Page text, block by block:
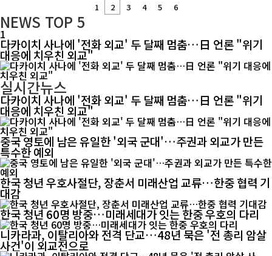
1 2 3 4 5 6
NEWS TOP 5
1
다카이치 사나에 '전화 외교' 두 달째 멈춤…日 언론 "위기
대응에 치우친 외교"
실시간뉴스
다카이치 사나에 '전화 외교' 두 달째 멈춤…日 언론 "위기
대응에 치우친 외교"
중국 영토에 남은 유일한 '외국 군대'…주권과 외교가 만든
특수한 예외
한국 청년 우호사절단, 장춘서 미래산업 교류…한중 협력 기
대감
한국 청년 60명 방중…미래세대가 잇는 한중 우호의 다리
니카라과, 이탈리아와 전격 단교…48년 묵은 '전 총리 암살
사건'이 외교전으로